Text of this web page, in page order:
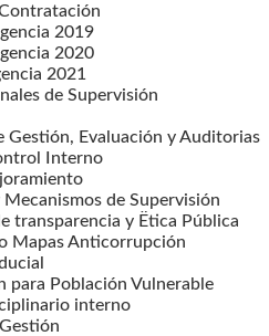
2019
2020
2021
de Supervisión
Gestión, Evaluación y Auditorias
Interno
de Supervisión
transparencia y Ëtica Pública
Mapas Anticorrupción
para Población Vulnerable
interno